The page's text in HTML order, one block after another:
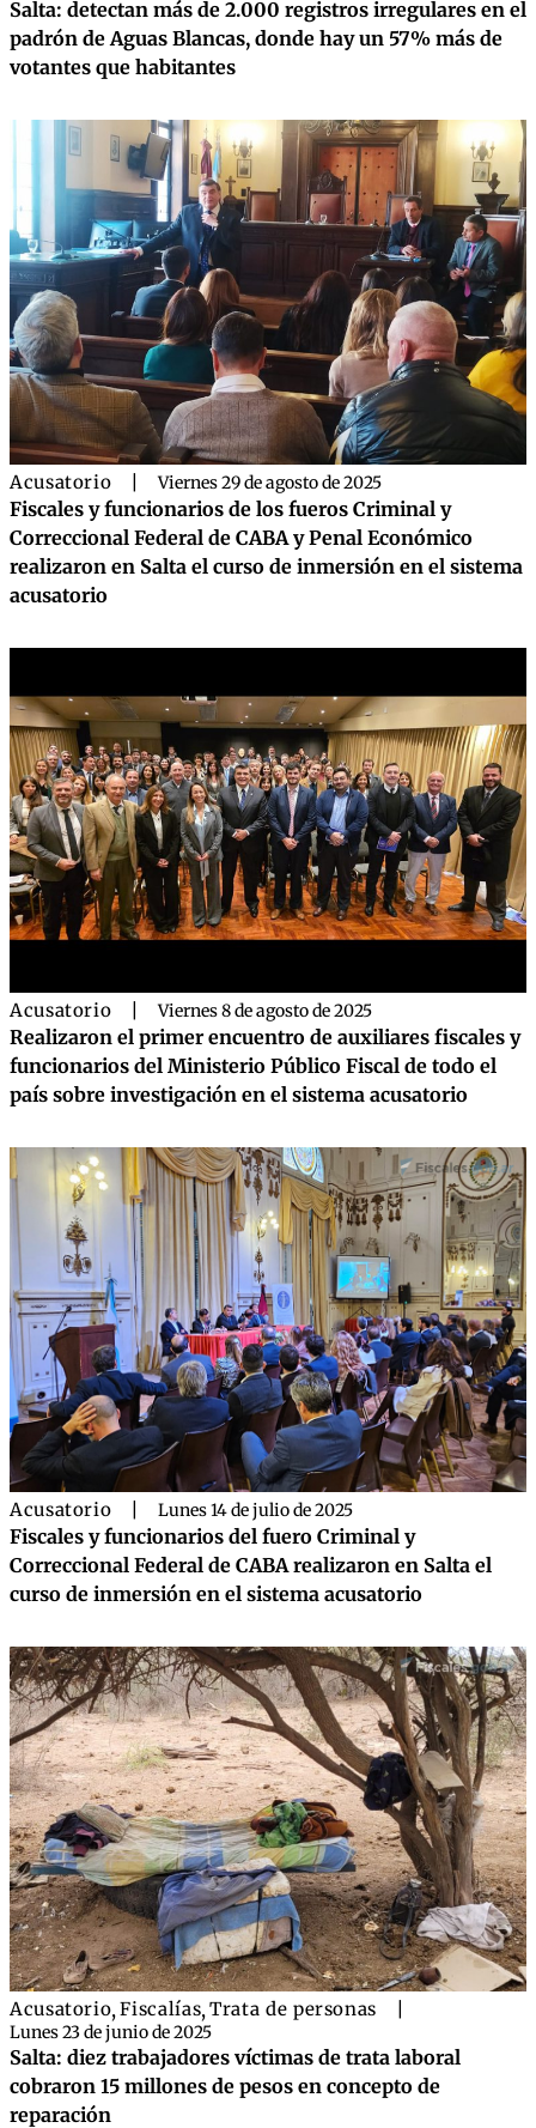
Salta: detectan más de 2.000 registros irregulares en el
padrón de Aguas Blancas, donde hay un 57% más de
votantes que habitantes
Acusatorio Viernes 29 de agosto de 2025
Fiscales y funcionarios de los fueros Criminal y
Correccional Federal de CABA y Penal Económico
realizaron en Salta el curso de inmersión en el sistema
acusatorio
Acusatorio Viernes 8 de agosto de 2025
Realizaron el primer encuentro de auxiliares fiscales y
funcionarios del Ministerio Público Fiscal de todo el
país sobre investigación en el sistema acusatorio
Acusatorio Lunes 14 de julio de 2025
Fiscales y funcionarios del fuero Criminal y
Correccional Federal de CABA realizaron en Salta el
curso de inmersión en el sistema acusatorio
Acusatorio,Fiscalías,Trata de personas
Lunes 23 de junio de 2025
Salta: diez trabajadores víctimas de trata laboral
cobraron 15 millones de pesos en concepto de
reparación